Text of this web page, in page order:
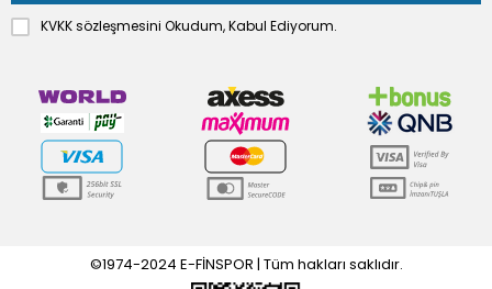
KVKK sözleşmesini Okudum, Kabul Ediyorum.
©1974-2024 E-FİNSPOR | Tüm hakları saklıdır.